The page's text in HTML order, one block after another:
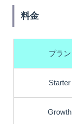
料金
プラン
Starter
Growth